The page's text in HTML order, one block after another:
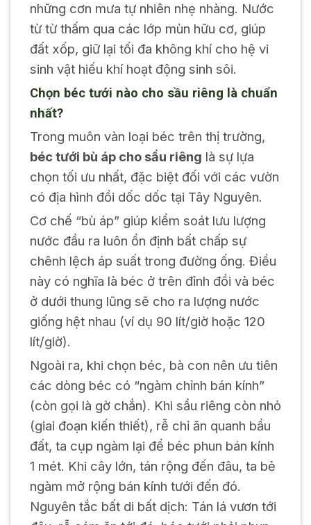
những cơn mưa tự nhiên nhẹ nhàng. Nước
từ từ thấm qua các lớp mùn hữu cơ, giúp
đất xốp, giữ lại tối đa không khí cho hệ vi
sinh vật hiếu khí hoạt động sinh sôi.
Chọn béc tưới nào cho sầu riêng là chuẩn
nhất?
Trong muôn vàn loại béc trên thị trường,
béc tưới bù áp cho sầu riêng là sự lựa
chọn tối ưu nhất, đặc biệt đối với các vườn
có địa hình đồi dốc dốc tại Tây Nguyên.
Cơ chế “bù áp” giúp kiểm soát lưu lượng
nước đầu ra luôn ổn định bất chấp sự
chênh lệch áp suất trong đường ống. Điều
này có nghĩa là béc ở trên đỉnh đồi và béc
ở dưới thung lũng sẽ cho ra lượng nước
giống hệt nhau (ví dụ 90 lít/giờ hoặc 120
lít/giờ).
Ngoài ra, khi chọn béc, bà con nên ưu tiên
các dòng béc có “ngàm chỉnh bán kính”
(còn gọi là gờ chắn). Khi sầu riêng còn nhỏ
(giai đoạn kiến thiết), rễ chỉ ăn quanh bầu
đất, ta cụp ngàm lại để béc phun bán kính
1 mét. Khi cây lớn, tán rộng đến đâu, ta bẻ
ngàm mở rộng bán kính tưới đến đó.
Nguyên tắc bất di bất dịch: Tán lá vươn tới